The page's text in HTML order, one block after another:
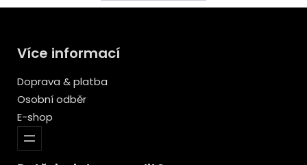
Více informací
Doprava & platba
Osobní odběr
E-shop